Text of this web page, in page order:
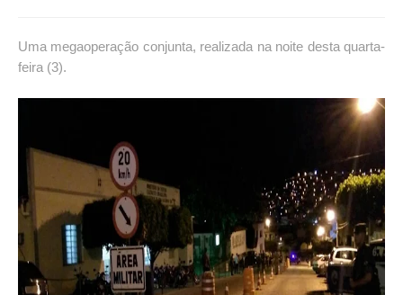
Uma megaoperação conjunta, realizada na noite desta quarta-
feira (3).